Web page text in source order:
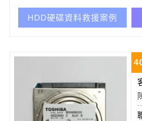
HDD硬碟資料救援案例